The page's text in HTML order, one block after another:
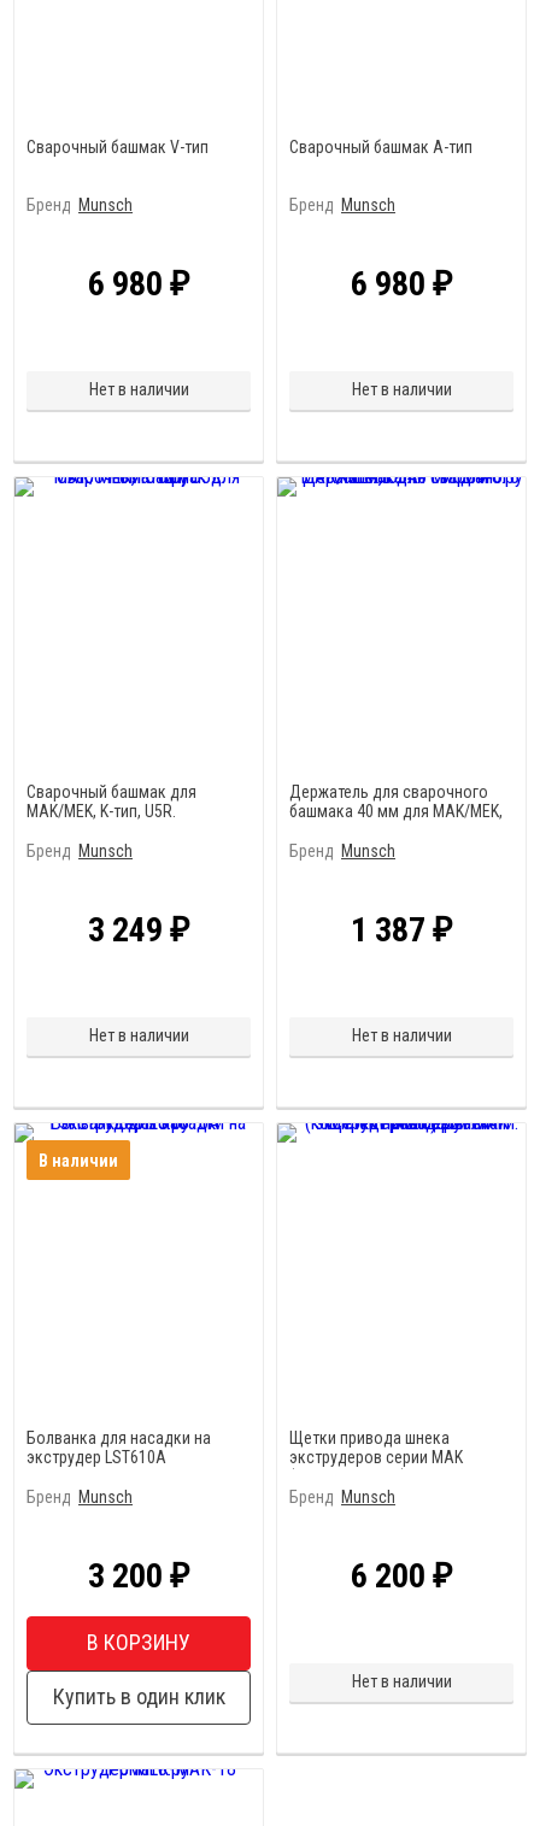
Сварочный башмак V-тип
Бренд Munsch
6 980 ₽
Нет в наличии
Сварочный башмак А-тип
Бренд Munsch
6 980 ₽
Нет в наличии
Сварочный башмак для
MAK/MEK, K-тип, U5R.
Бренд Munsch
3 249 ₽
Нет в наличии
Держатель для сварочного
башмака 40 мм для MAK/MEK,
Бренд Munsch
1 387 ₽
Нет в наличии
В наличии
Болванка для насадки на
экструдер LST610A
Бренд Munsch
3 200 ₽
В КОРЗИНУ
Купить в один клик
Щетки привода шнека
экструдеров серии MAK
Бренд Munsch
6 200 ₽
Нет в наличии